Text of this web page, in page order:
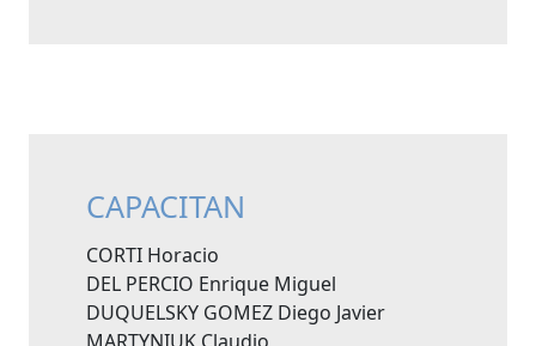
CAPACITAN
CORTI Horacio
DEL PERCIO Enrique Miguel
DUQUELSKY GOMEZ Diego Javier